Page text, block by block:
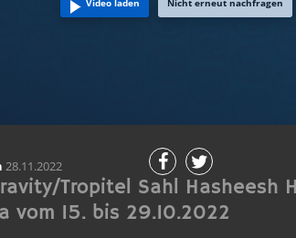
Video laden Nicht erneut nachfragen
28.11.2022
Tropitel Sahl Hasheesh
vom 15. bis 29.10.2022